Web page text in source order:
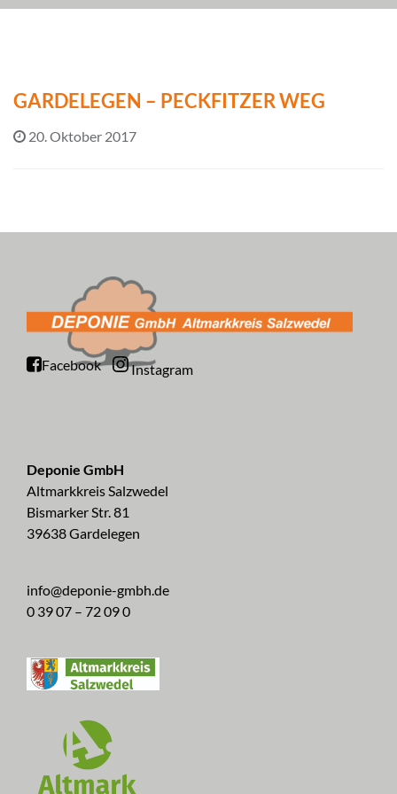
GARDELEGEN – PECKFITZER WEG
20. Oktober 2017
Facebook Instagram
Deponie GmbH
Altmarkkreis Salzwedel
Bismarker Str. 81
39638 Gardelegen
info@deponie-gmbh.de
0 39 07 – 72 09 0